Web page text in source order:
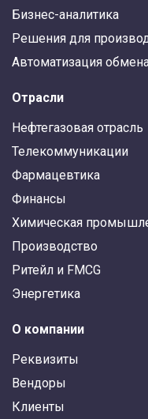
Бизнес-аналитика
Решения для
Автоматизация
Отрасли
Нефтегазовая отрасль
Телекоммуникации
Фармацевтика
Финансы
Химическая
Производство
Ритейл и FMCG
Энергетика
О компании
Реквизиты
Вендоры
Клиенты